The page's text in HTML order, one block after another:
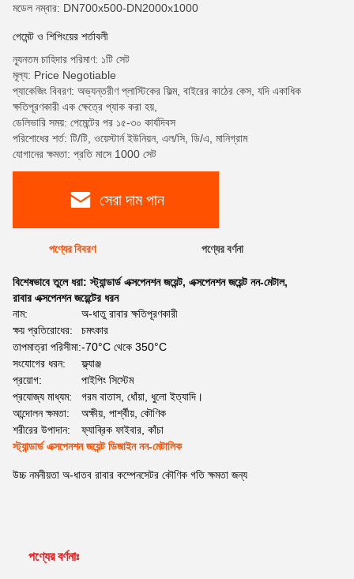
মডেল নম্বার: DN700x500-DN2000x1000
পেমেন্ট ও শিপিংয়ের শর্তাবলী
ন্যূনতম চাহিদার পরিমাণ: ১টি সেট
মূল্য: Price Negotiable
প্যাকেজিং বিবরণ: অভ্যন্তরীণ প্লাস্টিকের ফিল্ম, বাইরের কাঠের কেস, যদি একাধিক
ক্ষতিপূরণকারী এক ক্ষেত্রে প্যাক করা হয়,
ডেলিভারি সময়: পেমেন্টের পর ১৫-৩০ কার্যদিবস
পরিশোধের শর্ত: টি/টি, ওয়েস্টার্ন ইউনিয়ন, এল/সি, ডি/এ, মানিগ্রাম
যোগানের ক্ষমতা: প্রতি মাসে 1000 সেট
সেরা দাম পান
পণ্যের বিবরণ পণ্যের বর্ণনা
বিশেষভাবে তুলে ধরা:স্ট্যান্ডার্ড এক্সপেনশন জয়েন্ট, এক্সপেনশন জয়েন্ট নন-মেটাল,
রাবার এক্সপেনশন জয়েন্টের ধরন
নাম:
অ-ধাতু রাবার ক্ষতিপূরণকারী
ক্ষয় প্রতিরোধের:
চমৎকার
তাপমাত্রা পরিসীমা:-70°C থেকে 350°C
সংযোগের ধরন:
ফ্ল্যাঞ্জ
প্রয়োগ:
পাইপিং সিস্টেম
প্রযোজ্য মাধ্যম:
গরম বাতাস, ধোঁয়া, ধুলো ইত্যাদি।
আন্দোলন ক্ষমতা:
অক্ষীয়, পার্শ্বীয়, কৌণিক
শরীরের উপাদান:
ফ্যাব্রিক ফাইবার, কাঁচা
স্ট্যান্ডার্ড এক্সপেনশন জয়েন্ট ডিজাইন নন-মেটালিক
উচ্চ নমনীয়তা অ-ধাতব রাবার কম্পেনসেটর কৌণিক গতি ক্ষমতা জন্য
পণ্যের বর্ণনাঃ